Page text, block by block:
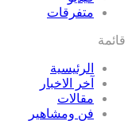
متفرقات
قائمة
الرئيسية
آخر الاخبار
مقالات
فن ومشاهير